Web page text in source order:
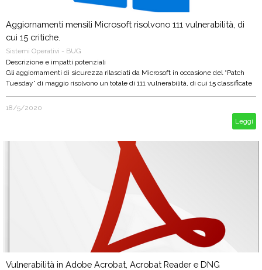
Aggiornamenti mensili Microsoft risolvono 111 vulnerabilità, di
cui 15 critiche.
Sistemi Operativi - BUG
Descrizione e impatti potenziali
Gli aggiornamenti di sicurezza rilasciati da Microsoft in occasione del “Patch
Tuesday” di maggio risolvono un totale di 111 vulnerabilità, di cui 15 classificate
18/5/2020
Leggi
Vulnerabilità in Adobe Acrobat, Acrobat Reader e DNG